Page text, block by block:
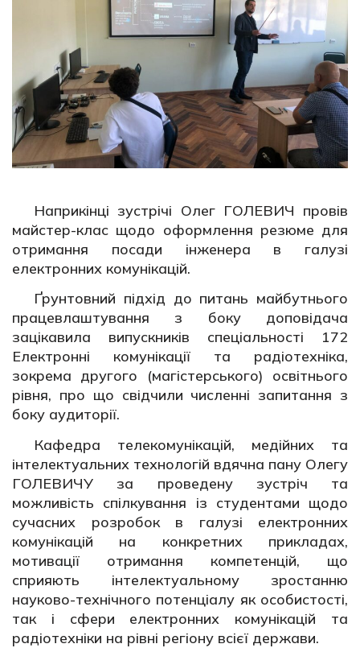
Наприкінці зустрічі Олег ГОЛЕВИЧ провів
майстер-клас щодо оформлення резюме для
отримання посади інженера в галузі
електронних комунікацій.
Ґрунтовний підхід до питань майбутнього
працевлаштування з боку доповідача
зацікавила випускників спеціальності 172
Електронні комунікації та радіотехніка,
зокрема другого (магістерського) освітнього
рівня, про що свідчили численні запитання з
боку аудиторії.
Кафедра телекомунікацій, медійних та
інтелектуальних технологій вдячна пану Олегу
ГОЛЕВИЧУ за проведену зустріч та
можливість спілкування із студентами щодо
сучасних розробок в галузі електронних
комунікацій на конкретних прикладах,
мотивації отримання компетенцій, що
сприяють інтелектуальному зростанню
науково-технічного потенціалу як особистості,
так і сфери електронних комунікацій та
радіотехніки на рівні регіону всієї держави.